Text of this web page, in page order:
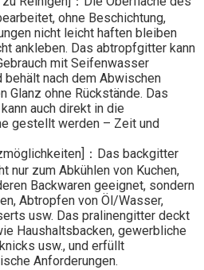
ohne Beschichtung,
nicht leicht haften bleiben
ankleben. Das abtropfgitter kann
mit Seifenwasser
nach dem Abwischen
Glanz ohne Rückstände. Das
auch direkt in die
gestellt werden – Zeit und
：Das backgitter
nur zum Abkühlen von Kuchen,
Backwaren geeignet, sondern
Abtropfen von Öl/Wasser,
usw. Das pralinengitter deckt
Haushaltsbacken, gewerbliche
usw., und erfüllt
Anforderungen.